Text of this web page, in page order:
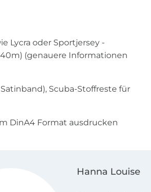
Lycra oder Sportjersey -
(genauere Informationen
Scuba-Stoffreste für
DinA4 Format ausdrucken
Hanna Louise